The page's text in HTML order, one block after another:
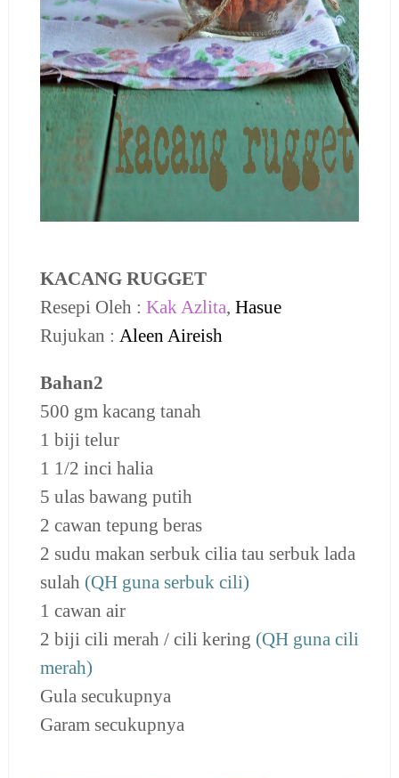
KACANG RUGGET
Resepi Oleh : Kak Azlita, Hasue
Rujukan : Aleen Aireish
Bahan2
500 gm kacang tanah
1 biji telur
1 1/2 inci halia
5 ulas bawang putih
2 cawan tepung beras
2 sudu makan serbuk cilia tau serbuk lada
sulah (QH guna serbuk cili)
1 cawan air
2 biji cili merah / cili kering (QH guna cili
merah)
Gula secukupnya
Garam secukupnya